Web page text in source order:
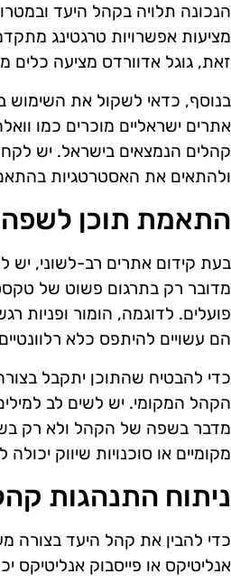
הנכונה תלויה בקהל היעד
מציעות אפשרויות טרגטינג
זאת, גוגל אדוורדס מציעה כלים
בנוסף, כדאי לשקול את השימוש
קהלים הנמצאים בישראל. יש
ולהתאים את האסטרטגיות
התאמת תוכן לשפה
בעת קידום אתרים רב-לשוני,
מדובר רק בתרגום פשוט של
פועלים. לדוגמה, הומור ופניות
הם עשויים להיתפס כלא רלוונטיים
כדי להבטיח שהתוכן יתקבל
הקהל המקומי. יש לשים לב למילים
מדבר בשפה של הקהל ולא רק
מקומיים או סוכנויות שיווק
ניתוח התנהגות
כדי להבין את קהל היעד בצורה
אנליטיקס או פייסבוק